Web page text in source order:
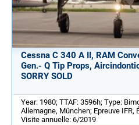
Cessna C 340 A II, RAM
Gen.- Q Tip Props,
SORRY SOLD
Year: 1980; TTAF: 3596h; Type:
Allemagne, München; Epreuve IFR,
Visite annuelle: 6/2019